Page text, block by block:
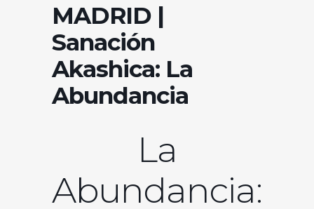
MADRID |
Sanación
Akashica: La
Abundancia
La
Abundancia: